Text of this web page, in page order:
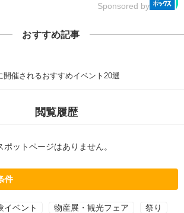
Sponsored by
おすすめ記事
開催されるおすすめイベント20選
閲覧履歴
ットページはありません。
件
イベント 物産展・観光フェア 祭り